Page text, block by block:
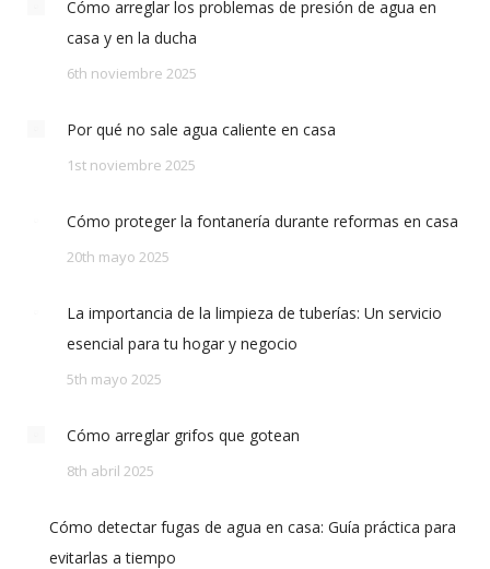
Cómo arreglar los problemas de presión de agua en
casa y en la ducha
6th noviembre 2025
Por qué no sale agua caliente en casa
1st noviembre 2025
Cómo proteger la fontanería durante reformas en casa
20th mayo 2025
La importancia de la limpieza de tuberías: Un servicio
esencial para tu hogar y negocio
5th mayo 2025
Cómo arreglar grifos que gotean
8th abril 2025
Cómo detectar fugas de agua en casa: Guía práctica para
evitarlas a tiempo